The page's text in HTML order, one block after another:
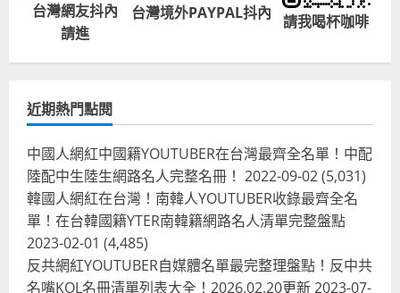
台灣網友抖內
請進
台灣境外PAYPAL抖內 請我喝杯咖啡
近期熱門點閱
中國人網紅中國籍YOUTUBER在台灣最齊全名單！中配
陸配中生陸生網路名人完整名冊！ 2022-09-02(5,031)
韓國人網紅在台灣！南韓人YOUTUBER收錄最齊全名
單！在台韓國籍YTER南韓籍網路名人清單完整盤點
2023-02-01 (4,485)
反共網紅YOUTUBER自媒體名單最完整理盤點！反中共
名嘴KOL名冊清單列表大全！2026.02.20更新2023-07-